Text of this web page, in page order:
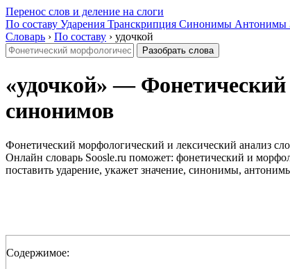
Перенос слов и деление на слоги
По составу Ударения Транскрипция Синонимы Антонимы
Словарь › По составу › удочкой
Разобрать слова
«удочкой» — Фонетический
синонимов
Фонетический морфологический и лексический анализ
Онлайн словарь Soosle.ru поможет: фонетический и
поставить ударение, укажет значение, синонимы,
Содержимое: